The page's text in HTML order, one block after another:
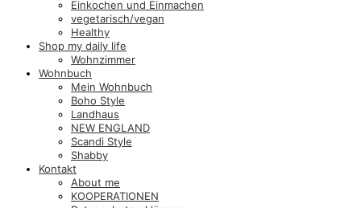
Einkochen und Einmachen
vegetarisch/vegan
Healthy
Shop my daily life
Wohnzimmer
Wohnbuch
Mein Wohnbuch
Boho Style
Landhaus
NEW ENGLAND
Scandi Style
Shabby
Kontakt
About me
KOOPERATIONEN